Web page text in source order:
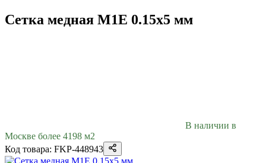
Сетка медная М1Е 0.15х5 мм
В наличии в
Москве более 4198 м2
Код товара: FKP-448943